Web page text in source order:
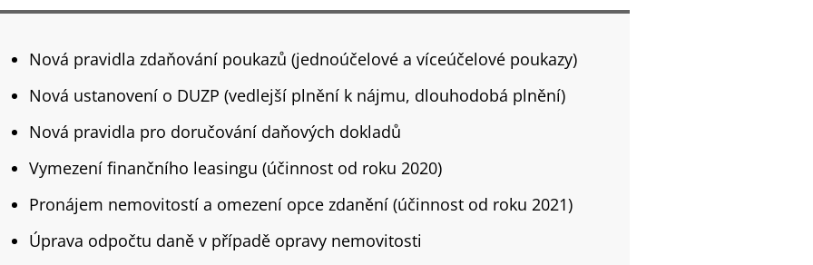
Nová pravidla zdaňování poukazů (jednoúčelové a víceúčelové poukazy)
Nová ustanovení o DUZP (vedlejší plnění k nájmu, dlouhodobá plnění)
Nová pravidla pro doručování daňových dokladů
Vymezení finančního leasingu (účinnost od roku 2020)
Pronájem nemovitostí a omezení opce zdanění (účinnost od roku 2021)
Úprava odpočtu daně v případě opravy nemovitosti